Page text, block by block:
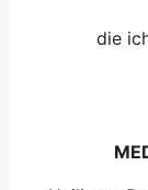
die